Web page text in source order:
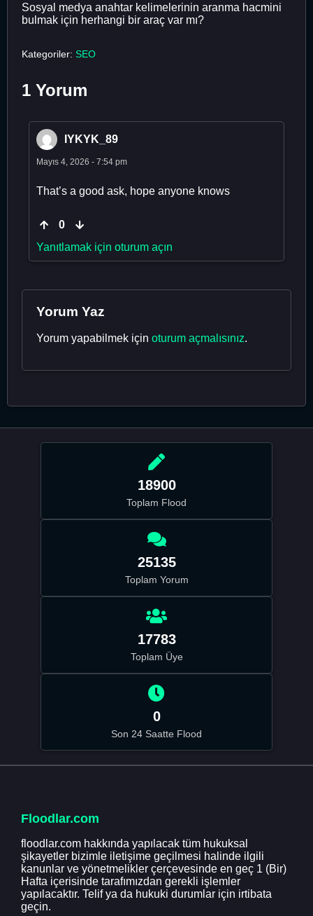
Sosyal medya anahtar kelimelerinin aranma hacmini
bulmak için herhangi bir araç var mı?
Kategoriler: SEO
1 Yorum
IYKYK_89
Mayıs 4, 2026 - 7:54 pm
That’s a good ask, hope anyone knows
0
Yanıtlamak için oturum açın
Yorum Yaz
Yorum yapabilmek için oturum açmalısınız.
18900
Toplam Flood
25135
Toplam Yorum
17783
Toplam Üye
0
Son 24 Saatte Flood
Floodlar.com
floodlar.com hakkında yapılacak tüm hukuksal
şikayetler bizimle iletişime geçilmesi halinde ilgili
kanunlar ve yönetmelikler çerçevesinde en geç 1 (Bir)
Hafta içerisinde tarafımızdan gerekli işlemler
yapılacaktır. Telif ya da hukuki durumlar için irtibata
geçin.